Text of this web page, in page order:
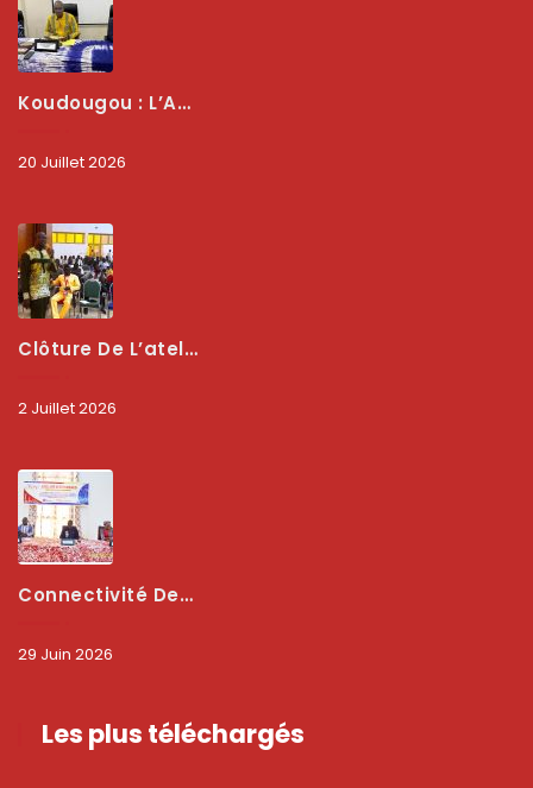
Koudougou : L’ARCEP Renforce Le Dialogue Avec Les Associations De Consommateurs Pour Mieux Protéger Les Usagers
20 Juillet 2026
Clôture De L’atelier National : L’ARCEP Et Les Collectivités Territoriales Consolident Leur Partenariat Pour Booster La Qualité Des Services Numériques
2 Juillet 2026
Connectivité Des Territoires : L’ARCEP Et Les Collectivités Territoriales Scellent Un Pacte Stratégique À Bobo-Dioulasso Pour Booster La Qualité Des Réseaux
29 Juin 2026
Les plus téléchargés